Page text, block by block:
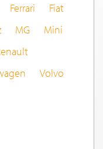
Ferrari
Fiat
MG
Mini
Volvo